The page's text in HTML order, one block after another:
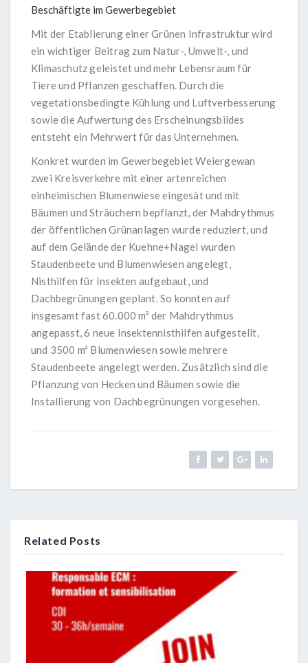
Beschäftigte im Gewerbegebiet
Mit der Etablierung einer Grünen Infrastruktur wird
ein wichtiger Beitrag zum Natur-, Umwelt-, und
Klimaschutz geleistet und mehr Lebensraum für
Tiere und Pflanzen geschaffen. Durch die
vegetationsbedingte Kühlung und Luftverbesserung
sowie die Aufwertung des Erscheinungsbildes
entsteht ein Mehrwert für das Unternehmen.
Konkret wurden im Gewerbegebiet Weiergewan
zwei Kreisverkehre mit einer artenreichen
einheimischen Blumenwiese eingesät und mit
Bäumen und Sträuchern bepflanzt, der Mahdrythmus
der öffentlichen Grünanlagen wurde reduziert, und
auf dem Gelände der Kuehne+Nagel wurden
Staudenbeete und Blumenwiesen angelegt,
Nisthilfen für Insekten aufgebaut, und
Dachbegrünungen geplant. So konnten auf
insgesamt fast 60.000 m² der Mahdrythmus
angepasst, 6 neue Insektennisthilfen aufgestellt,
und 3500 m² Blumenwiesen sowie mehrere
Staudenbeete angelegt werden. Zusätzlich sind die
Pflanzung von Hecken und Bäumen sowie die
Installierung von Dachbegrünungen vorgesehen.
Related Posts